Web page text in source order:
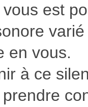
est
en vous.
à ce
prendre